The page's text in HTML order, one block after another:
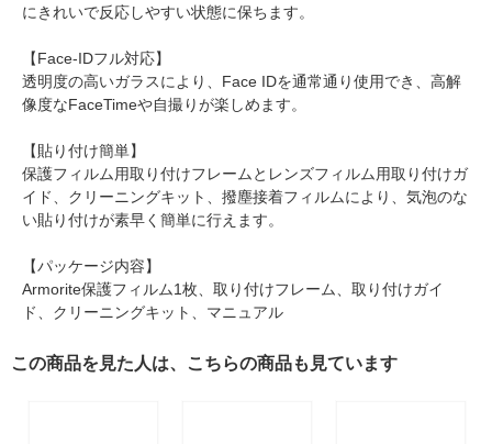
にきれいで反応しやすい状態に保ちます。
【Face-IDフル対応】
透明度の高いガラスにより、Face IDを通常通り使用でき、高解
像度なFaceTimeや自撮りが楽しめます。
【貼り付け簡単】
保護フィルム用取り付けフレームとレンズフィルム用取り付けガ
イド、クリーニングキット、撥塵接着フィルムにより、気泡のな
い貼り付けが素早く簡単に行えます。
【パッケージ内容】
Armorite保護フィルム1枚、取り付けフレーム、取り付けガイ
ド、クリーニングキット、マニュアル
この商品を見た人は、こちらの商品も見ています